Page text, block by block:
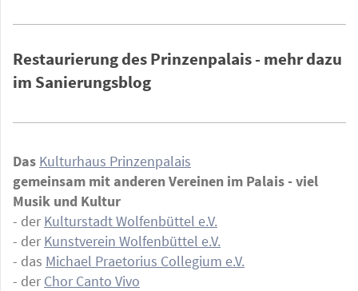
Restaurierung des Prinzenpalais - mehr dazu
im Sanierungsblog
Das Kulturhaus Prinzenpalais
gemeinsam mit anderen Vereinen im Palais - viel
Musik und Kultur
- der Kulturstadt Wolfenbüttel e.V.
- der Kunstverein Wolfenbüttel e.V.
- das Michael Praetorius Collegium e.V.
- der Chor Canto Vivo